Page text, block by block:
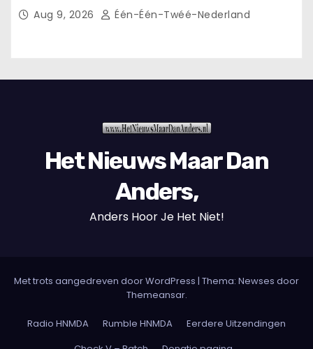
Aug 9, 2026 Één-Één-Twéé-Nederland
Het Nieuws Maar Dan
Anders,
Anders Hoor Je Het Niet!
Met trots aangedreven door WordPress | Thema: Newses door
Themeansar.
Radio HNMDA Rumble HNMDA
Eerdere Uitzendingen